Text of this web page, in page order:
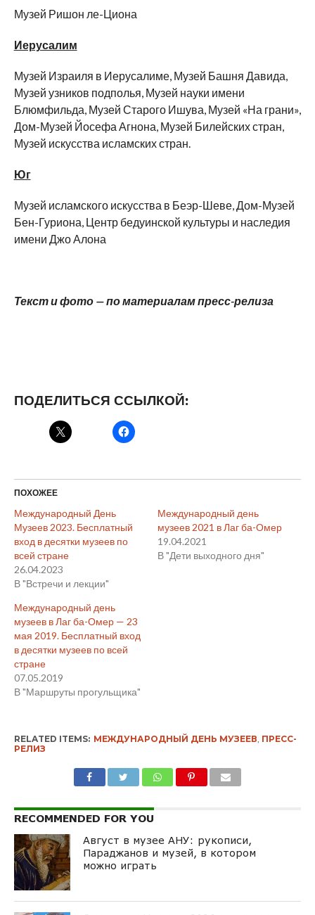
Музей Ришон ле-Циона
Иерусалим
Музей Израиля в Иерусалиме, Музей Башня Давида,
Музей узников подполья, Музей науки имени
Блюмфильда, Музей Старого Ишува, Музей «На грани»,
Дом-Музей Йосефа Агнона, Музей Билейских стран,
Музей искусства исламских стран.
Юг
Музей исламского искусства в Беэр-Шеве, Дом-Музей
Бен-Гуриона, Центр бедуинской культуры и наследия
имени Джо Алона
Текст и фото — по материалам пресс-релиза
ПОДЕЛИТЬСЯ ССЫЛКОЙ:
ПОХОЖЕЕ
Международный День
Музеев 2023. Бесплатный
вход в десятки музеев по
всей стране
26.04.2023
В "Встречи и лекции"
Международный день
музеев 2021 в Лаг ба-Омер
19.04.2021
В "Дети выходного дня"
Международный день
музеев в Лаг ба-Омер — 23
мая 2019. Бесплатный вход
в десятки музеев по всей
стране
07.05.2019
В "Маршруты прогульщика"
RELATED ITEMS: МЕЖДУНАРОДНЫЙ ДЕНЬ МУЗЕЕВ ПРЕСС-
РЕЛИЗ
RECOMMENDED FOR YOU
Август в музее АНУ: рукописи,
Параджанов и музей, в котором
можно играть